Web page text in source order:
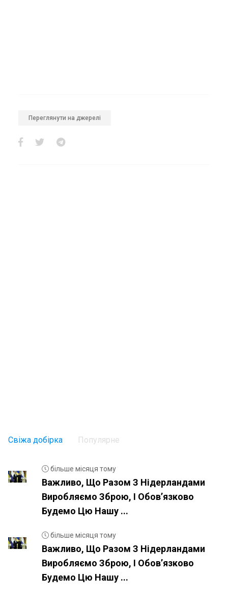
Переглянути на джерелі
Свіжа добірка Популярне
більше місяця тому
Важливо, Що Разом З Нідерландами
Виробляємо Зброю, І Обовʼязково
Будемо Цю Нашу ...
більше місяця тому
Важливо, Що Разом З Нідерландами
Виробляємо Зброю, І Обовʼязково
Будемо Цю Нашу ...